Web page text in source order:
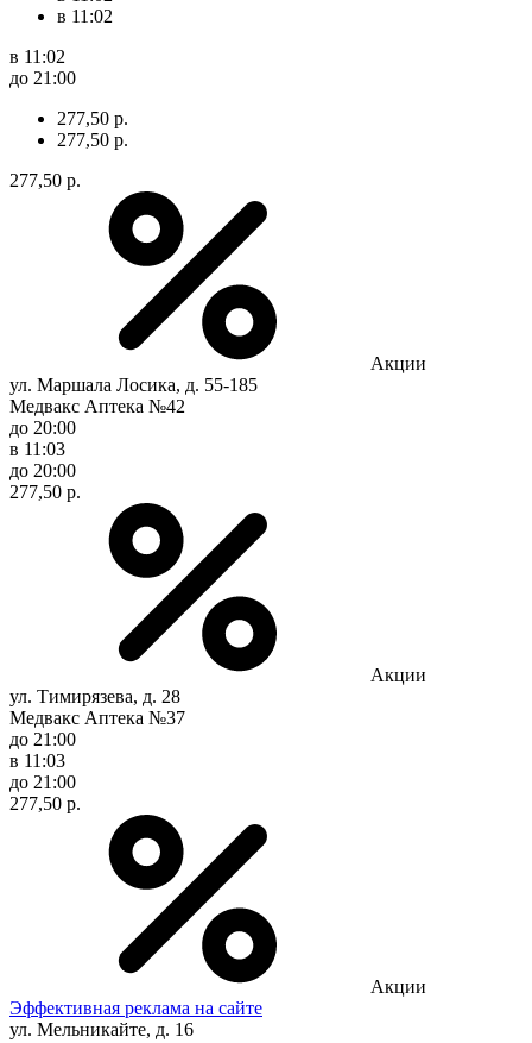
в 11:02
в 11:02
до 21:00
277,50 р.
277,50 р.
277,50 р.
Акции
ул. Маршала Лосика, д. 55-185
Медвакс Аптека №42
до 20:00
в 11:03
до 20:00
277,50 р.
Акции
ул. Тимирязева, д. 28
Медвакс Аптека №37
до 21:00
в 11:03
до 21:00
277,50 р.
Акции
Эффективная реклама на сайте
ул. Мельникайте, д. 16